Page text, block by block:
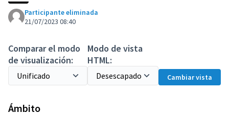
Participante eliminada
21/07/2023 08:40
Comparar el modo
de visualización:
Modo de vista
HTML:
Cambiar vista
Ámbito